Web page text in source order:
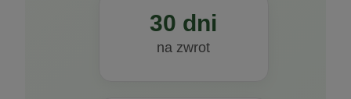
30 dni
na zwrot